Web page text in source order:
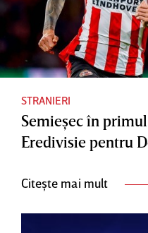
STRANIERI
Semieşec în
Eredivisie pentru
Citește mai mult